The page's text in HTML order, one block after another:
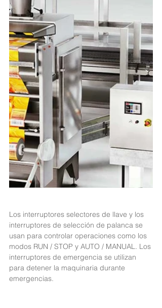
Los interruptores selectores de llave y los
interruptores de selección de palanca se
usan para controlar operaciones como los
modos RUN / STOP y AUTO / MANUAL. Los
interruptores de emergencia se utilizan
para detener la maquinaria durante
emergencias.